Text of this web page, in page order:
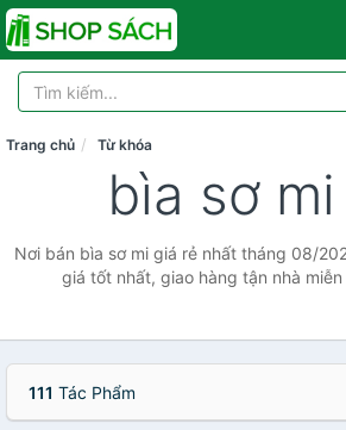
Trang chủ Từ khóa
bìa sơ mi
Nơi bán bìa sơ mi giá rẻ nhất tháng 08/
giá tốt nhất, giao hàng tận nhà
111 Tác Phẩm